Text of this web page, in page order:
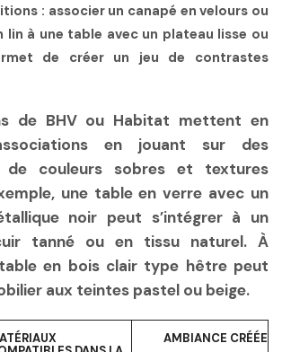
: associer un canapé en velours ou
lin à une table avec un plateau lisse ou
de créer un jeu de contrastes
de BHV ou Habitat mettent en
en jouant sur des
de couleurs sobres et textures
une table en verre avec un
noir peut s’intégrer à un
tanné ou en tissu naturel. À
table en bois clair type hêtre peut
aux teintes pastel ou beige.
AMBIANCE CRÉÉE